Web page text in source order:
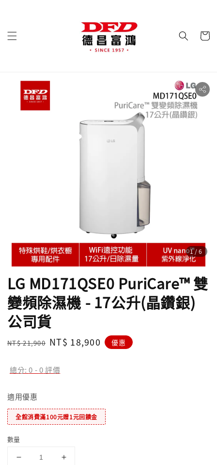
1/6
LG MD171QSE0 PuriCare™ 雙
變頻除濕機 - 17公升(晶鑽銀)
公司貨
Regular
NT$ 21,900 Sale
NT$ 18,900 優惠
總分:0 -0評價
適用優惠
全館消費滿100元贈1元回饋金
數量